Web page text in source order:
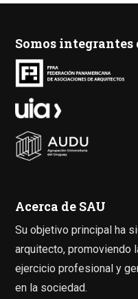
Somos integrantes
Acerca de SAU
Su objetivo principal ha
arquitecto, promoviendo
ejercicio profesional y
en la sociedad.